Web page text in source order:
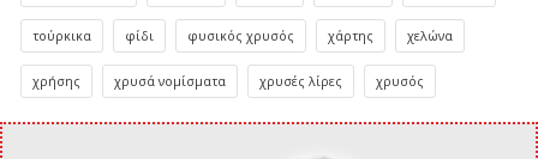
τούρκικα φίδι φυσικός χρυσός χάρτης χελώνα
χρήσης χρυσά νομίσματα χρυσές λίρες χρυσός